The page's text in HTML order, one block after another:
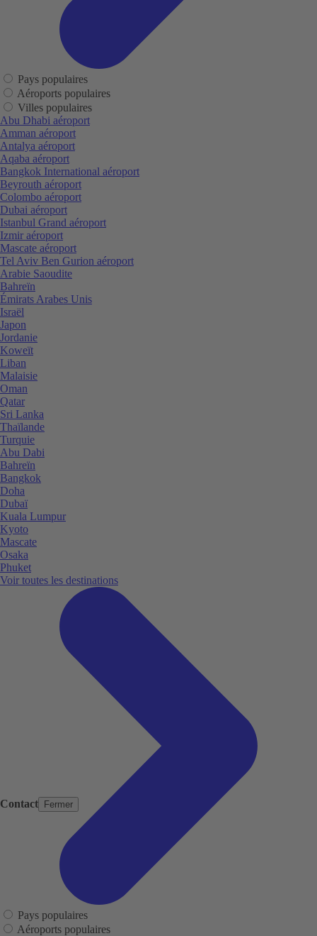
Contact Fermer
Pays populaires
Aéroports populaires
Villes populaires
Abu Dhabi aéroport
Amman aéroport
Antalya aéroport
Aqaba aéroport
Bangkok International aéroport
Beyrouth aéroport
Colombo aéroport
Dubai aéroport
Istanbul Grand aéroport
Izmir aéroport
Mascate aéroport
Tel Aviv Ben Gurion aéroport
Arabie Saoudite
Bahreïn
Émirats Arabes Unis
Israël
Japon
Jordanie
Koweït
Liban
Malaisie
Oman
Qatar
Sri Lanka
Thaïlande
Turquie
Abu Dabi
Bahreïn
Bangkok
Doha
Dubaï
Kuala Lumpur
Kyoto
Mascate
Osaka
Phuket
Voir toutes les destinations
Pays populaires
Aéroports populaires